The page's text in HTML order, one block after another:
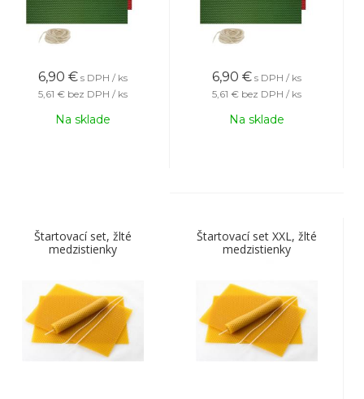
6,90 € s DPH / ks
5,61 € bez DPH / ks
Na sklade
6,90 € s DPH / ks
5,61 € bez DPH / ks
Na sklade
Štartovací set, žlté
medzistienky
Štartovací set XXL, žlté
medzistienky